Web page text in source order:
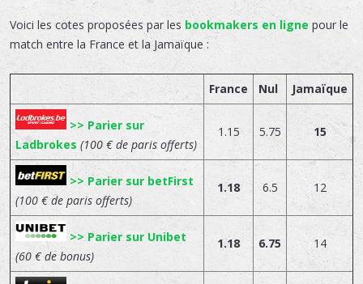
Voici les cotes proposées par les bookmakers en ligne pour le
match entre la France et la Jamaïque :
France Nul Jamaïque
>> Parier sur
Ladbrokes (100 € de paris offerts)
1.15 5.75 15
>> Parier sur betFirst
(100 € de paris offerts)
1.18 6.5 12
>> Parier sur Unibet
(60 € de bonus)
1.18 6.75 14